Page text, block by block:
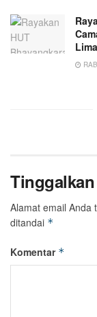
Alamat email Anda
ditandai *
Komentar *